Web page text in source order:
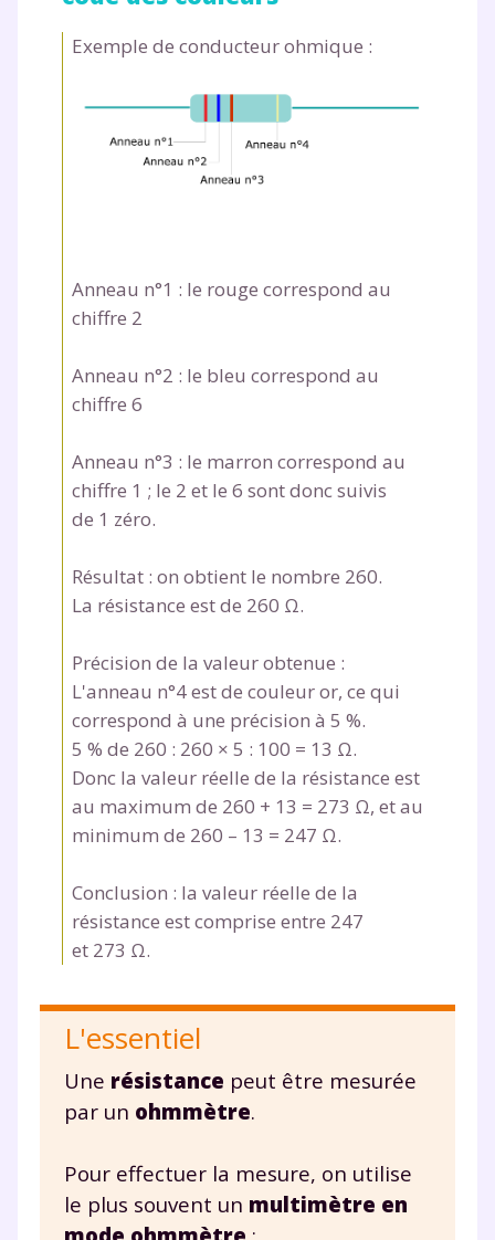
Exemple de conducteur ohmique :
Anneau n°1 : le rouge correspond au
chiffre 2
Anneau n°2 : le bleu correspond au
chiffre 6
Anneau n°3 : le marron correspond au
chiffre 1 ; le 2 et le 6 sont donc suivis
de 1 zéro.
Résultat : on obtient le nombre 260.
La résistance est de 260 Ω.
Précision de la valeur obtenue :
L'anneau n°4 est de couleur or, ce qui
correspond à une précision à 5 %.
5 % de 260 : 260 × 5 : 100 = 13 Ω.
Donc la valeur réelle de la résistance est
au maximum de 260 + 13 = 273 Ω, et au
minimum de 260 – 13 = 247 Ω.
Conclusion : la valeur réelle de la
résistance est comprise entre 247
et 273 Ω.
L'essentiel
Une résistance peut être mesurée
par un ohmmètre.
Pour effectuer la mesure, on utilise
le plus souvent un multimètre en
plateforme de soutien
Fiches de cours et vidéos
corrigés,podcasts de révisions
espace dédié aux parents
Des profs expérimentés disponibles
à la demande par tchat, audio ou
TESTER GRATUITEMENT
* Votre code d'accès sera envoyé à cette adresse e-mail. En
la marque myMaxicours, afin que SEJER puisse vous donner
savoir plus sur la gestion de vos données personnelles et
charte
J’accepte de recevoir les actualités et des
communications de la part de
myMaxicours.
Votre adresse e-mail sera exclusivement utilisée pour
vous envoyer notre newsletter. Vous pourrez vous
en savoir plus sur la gestion de vos données
personnelles et pour exercer vos droits, vous pouvez
consulter notre charte